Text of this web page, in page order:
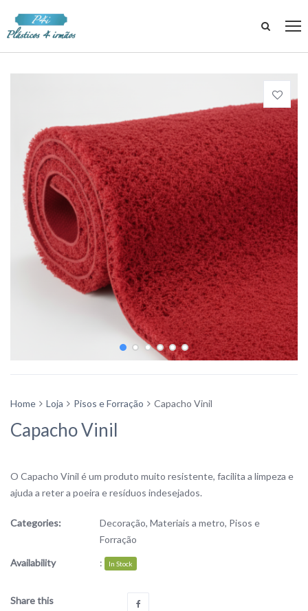
Home Loja Pisos e Forração Capacho Vinil
Capacho Vinil
O Capacho Vinil é um produto muito resistente, facilita a limpeza e
ajuda a reter a poeira e resíduos indesejados.
Categories: Decoração, Materiais a metro, Pisos e
Forração
Availability
: In Stock
Share this